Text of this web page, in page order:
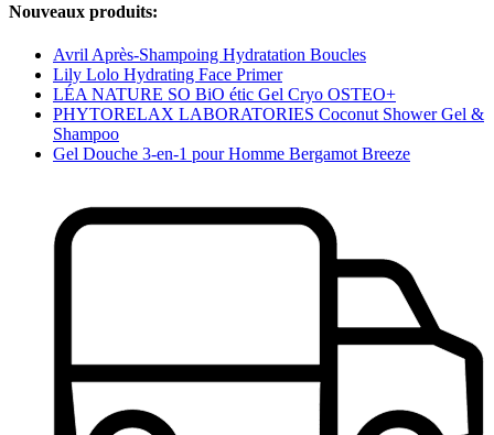
Nouveaux produits:
Avril Après-Shampoing Hydratation Boucles
Lily Lolo Hydrating Face Primer
LÉA NATURE SO BiO étic Gel Cryo OSTEO+
PHYTORELAX LABORATORIES Coconut Shower Gel &
Shampoo
Gel Douche 3-en-1 pour Homme Bergamot Breeze